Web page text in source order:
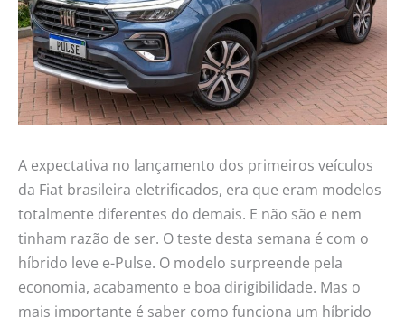
A expectativa no lançamento dos primeiros veículos
da Fiat brasileira eletrificados, era que eram modelos
totalmente diferentes do demais. E não são e nem
tinham razão de ser. O teste desta semana é com o
híbrido leve e-Pulse. O modelo surpreende pela
economia, acabamento e boa dirigibilidade. Mas o
mais importante é saber como funciona um híbrido